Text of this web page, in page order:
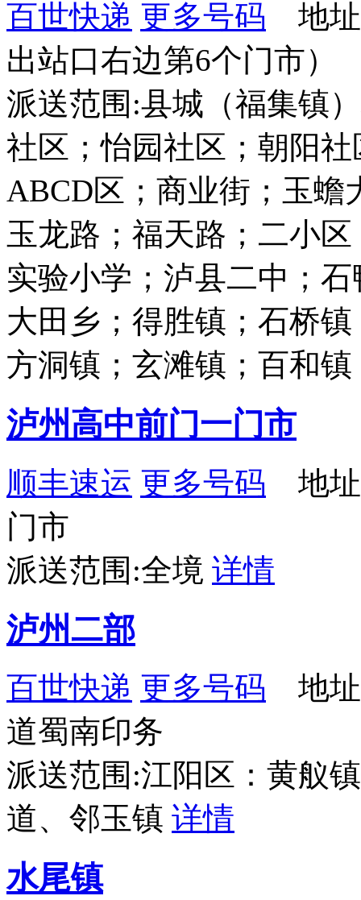
百世快递 更多号码 地址
出站口右边第6个门市）
派送范围:县城（福集镇
社区；怡园社区；朝阳
ABCD区；商业街；玉蟾
玉龙路；福天路；二小
实验小学；泸县二中；
大田乡；得胜镇；石桥
方洞镇；玄滩镇；百和
泸州高中前门一门市
顺丰速运 更多号码 地址
门市
派送范围:全境 详情
泸州二部
百世快递 更多号码 地址
道蜀南印务
派送范围:江阳区：黄舣
道、邻玉镇 详情
水尾镇